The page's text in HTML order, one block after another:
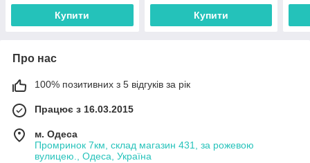
Купити Купити
Про нас
100% позитивних з 5 відгуків за рік
Працює з 16.03.2015
м. Одеса
Промринок 7км, склад магазин 431, за рожевою
вулицею., Одеса, Україна